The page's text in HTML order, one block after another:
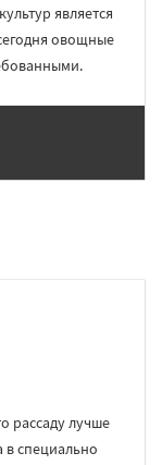
является
овощные
рассаду лучше
в специально